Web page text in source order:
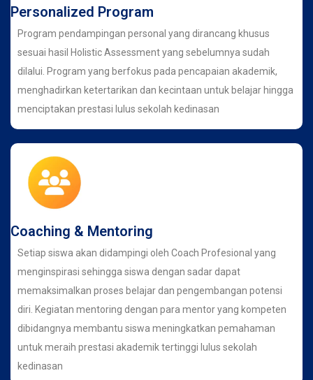
Personalized Program
Program pendampingan personal yang dirancang khusus
sesuai hasil Holistic Assessment yang sebelumnya sudah
dilalui. Program yang berfokus pada pencapaian akademik,
menghadirkan ketertarikan dan kecintaan untuk belajar hingga
menciptakan prestasi lulus sekolah kedinasan
Coaching & Mentoring
Setiap siswa akan didampingi oleh Coach Profesional yang
menginspirasi sehingga siswa dengan sadar dapat
memaksimalkan proses belajar dan pengembangan potensi
diri. Kegiatan mentoring dengan para mentor yang kompeten
dibidangnya membantu siswa meningkatkan pemahaman
untuk meraih prestasi akademik tertinggi lulus sekolah
kedinasan